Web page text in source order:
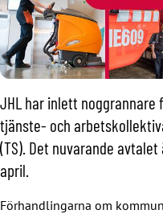
JHL har inlett
tjänste- och
(TS). Det nuvarande
april.
Förhandlingarna om